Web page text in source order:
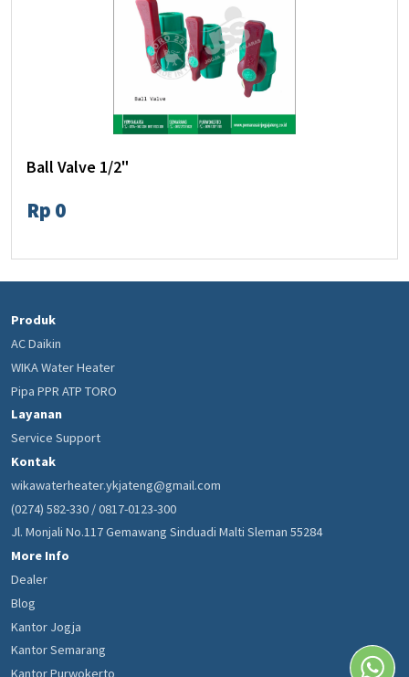
Ball Valve 1/2"
Rp 0
Produk
AC Daikin
WIKA Water Heater
Pipa PPR ATP TORO
Layanan
Service Support
Kontak
wikawaterheater.ykjateng@gmail.com
(0274) 582-330 / 0817-0123-300
Jl. Monjali No.117 Gemawang Sinduadi Malti Sleman 55284
More Info
Dealer
Blog
Kantor Jogja
Kantor Semarang
Kantor Purwokerto